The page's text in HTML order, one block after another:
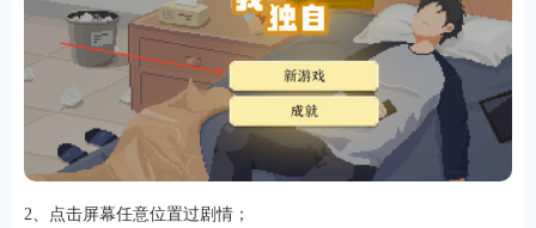
2、点击屏幕任意位置过剧情；